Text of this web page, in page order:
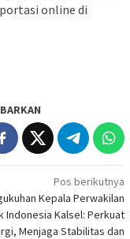
online di
Pos berikutnya
Kepala Perwakilan
Indonesia Kalsel: Perkuat
Menjaga Stabilitas dan